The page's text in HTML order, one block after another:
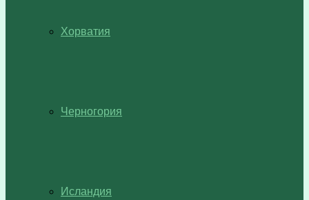
Хорватия
Черногория
Исландия